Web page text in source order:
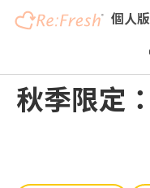
移
個人版
秋季限定